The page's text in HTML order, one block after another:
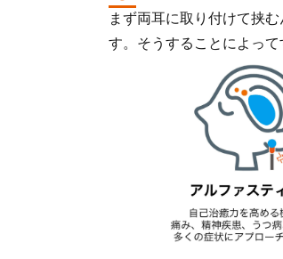
まず両耳に取り付けて挟
す。そうすることによっ